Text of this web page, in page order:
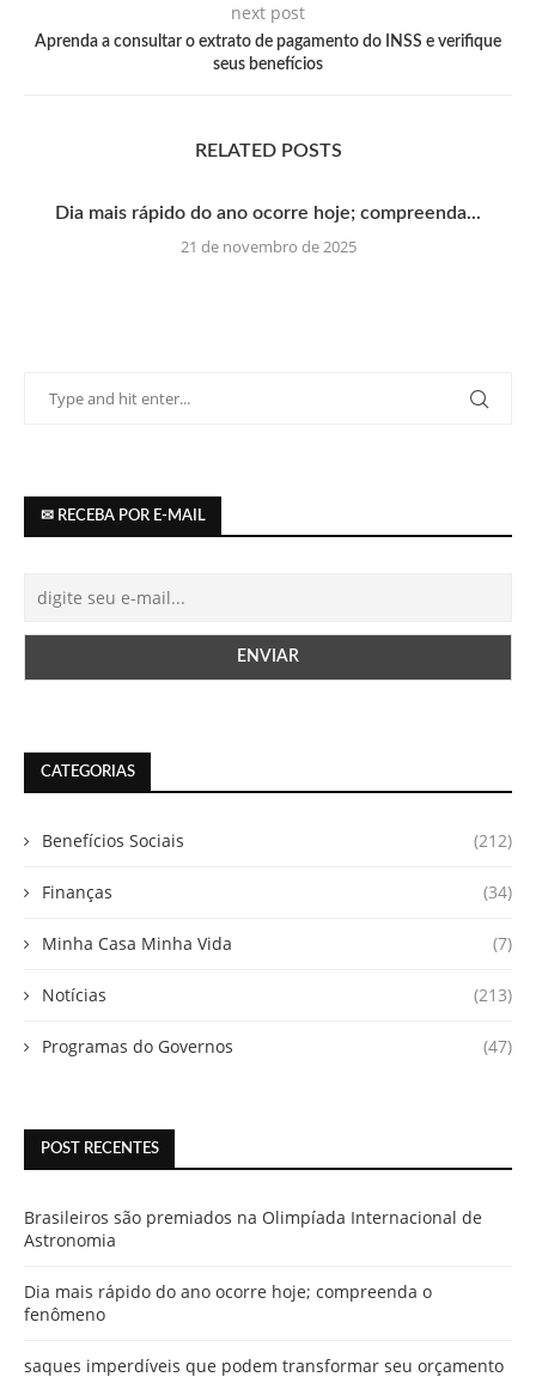
next post
Aprenda a consultar o extrato de pagamento do INSS e verifique
seus benefícios
RELATED POSTS
Dia mais rápido do ano ocorre hoje; compreenda...
21 de novembro de 2025
✉ RECEBA POR E-MAIL
CATEGORIAS
Benefícios Sociais (212)
Finanças (34)
Minha Casa Minha Vida (7)
Notícias (213)
Programas do Governos (47)
POST RECENTES
Brasileiros são premiados na Olimpíada Internacional de
Astronomia
Dia mais rápido do ano ocorre hoje; compreenda o
fenômeno
saques imperdíveis que podem transformar seu orçamento